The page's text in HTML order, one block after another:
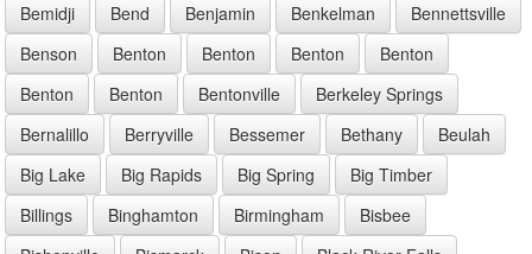
Bemidji
Bend Benjamin Benkelman
Bennettsville
Benson
Benton Benton Benton
Benton
Benton
Benton Bentonville
Berkeley Springs
Bernalillo
Berryville Bessemer Bethany
Beulah
Big Lake
Big Rapids Big Spring
Big Timber
Billings
Binghamton Birmingham
Bisbee